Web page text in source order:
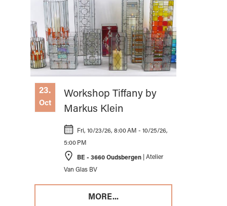
23.
Oct
Workshop Tiffany by
Markus Klein
Fri, 10/23/26, 8:00 AM - 10/25/26,
5:00 PM
BE - 3660 Oudsbergen | Atelier
Van Glas BV
MORE...